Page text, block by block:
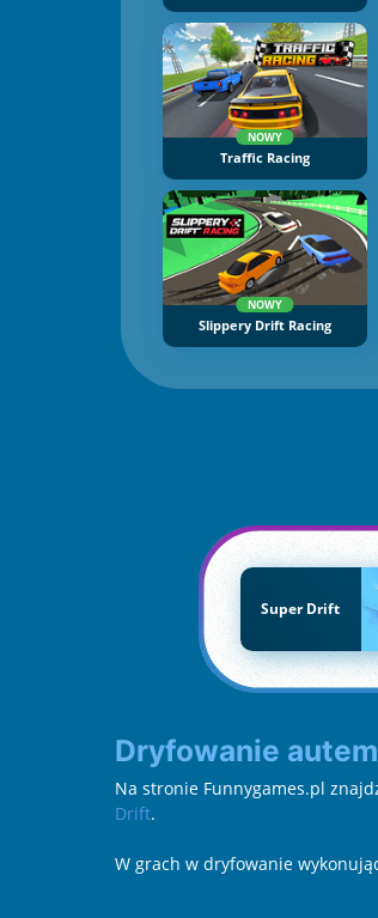
NOWY
Traffic Racing
NOWY
Slippery Drift Racing
Super Drift
Dryfowanie autem
Na stronie Funnygames.pl
Drift.
W grach w dryfowanie